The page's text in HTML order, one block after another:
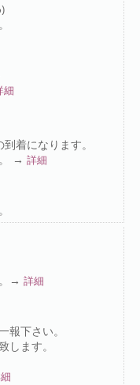
細
着になります。
→ 詳細
→ 詳細
報下さい。
します。